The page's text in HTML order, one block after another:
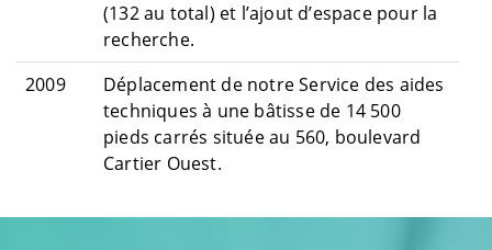
(132 au total) et l’ajout d’espace pour la
recherche.
2009
Déplacement de notre Service des aides
techniques à une bâtisse de 14 500
pieds carrés située au 560, boulevard
Cartier Ouest.